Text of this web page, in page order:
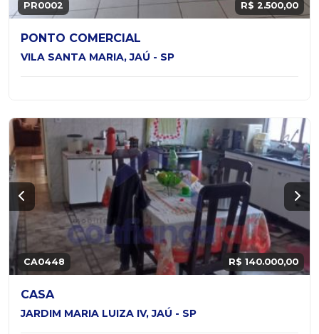
PR0002 R$ 2.500,00
PONTO COMERCIAL
VILA SANTA MARIA, JAÚ - SP
CA0448 R$ 140.000,00
CASA
JARDIM MARIA LUIZA IV, JAÚ - SP